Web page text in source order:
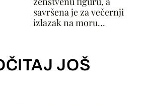
savršena je za večernji
izlazak na moru...
JOŠ